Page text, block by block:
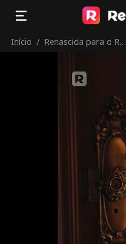
Início / Renascida para o Rei